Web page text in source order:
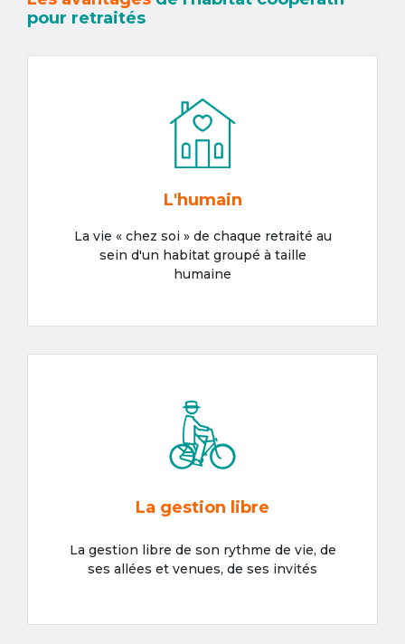
pour retraités
L'humain
La vie « chez soi » de chaque retraité au
sein d'un habitat groupé à taille
humaine
La gestion libre
La gestion libre de son rythme de vie, de
ses allées et venues, de ses invités